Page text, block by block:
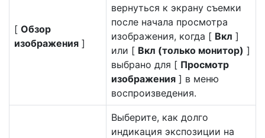
[ Обзор
изображения ]
вернуться к экрану съемки
после начала просмотра
изображения, когда [ Вкл ]
или [ Вкл (только монитор) ]
выбрано для [ Просмотр
изображения ] в меню
воспроизведения.
Выберите, как долго
индикация экспозиции на